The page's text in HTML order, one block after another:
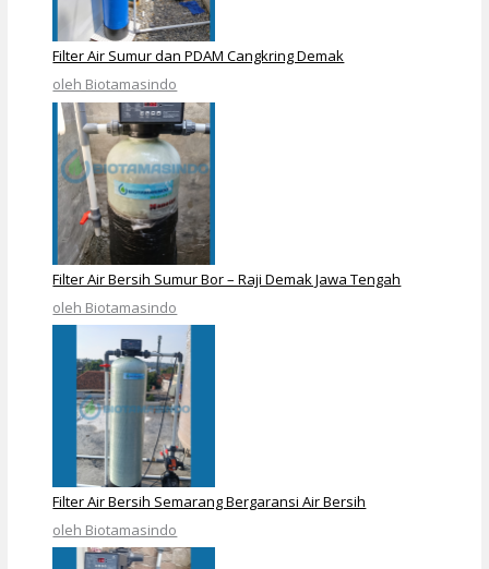
Filter Air Sumur dan PDAM Cangkring Demak
oleh Biotamasindo
Filter Air Bersih Sumur Bor – Raji Demak Jawa Tengah
oleh Biotamasindo
Filter Air Bersih Semarang Bergaransi Air Bersih
oleh Biotamasindo